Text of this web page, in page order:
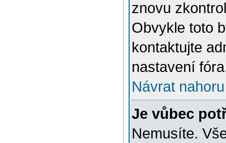
znovu
Obvykle toto
kontaktujte
nastavení
Návrat nahoru
Je vůbec
Nemusíte.